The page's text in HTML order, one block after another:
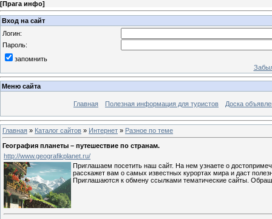
[Прага инфо]
Вход на сайт
Логин:
Пароль:
запомнить
Меню сайта
Главная Полезная информация для туристов Доска
Главная » Каталог сайтов » Интернет » Разное по теме
География планеты – путешествие по странам.
http://www.geografikplanet.ru/
Приглашаем посетить наш сайт. На нем узнаете о
расскажет вам о самых известных курортах мира и даст
Приглашаются к обмену ссылками тематические сайты.